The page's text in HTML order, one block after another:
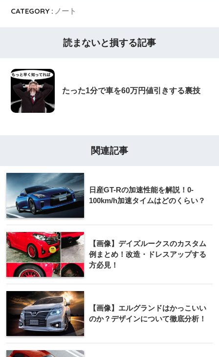
CATEGORY : ノート
読まないと損する記事
たった1分で車を60万円値引きする裏技
関連記事
日産GT-Rの加速性能を解説！0-
100km/h加速タイムはどのくらい？
【画像】デイズルークスのカスタム
例まとめ！改造・ドレスアップする
方必見！
【画像】エルグランドはかっこいい
のか？デザインについて徹底分析！